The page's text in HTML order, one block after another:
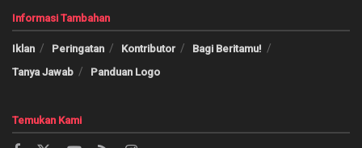
Informasi Tambahan
Iklan Peringatan Kontributor
Bagi Beritamu!
Tanya Jawab
Panduan Logo
Temukan Kami